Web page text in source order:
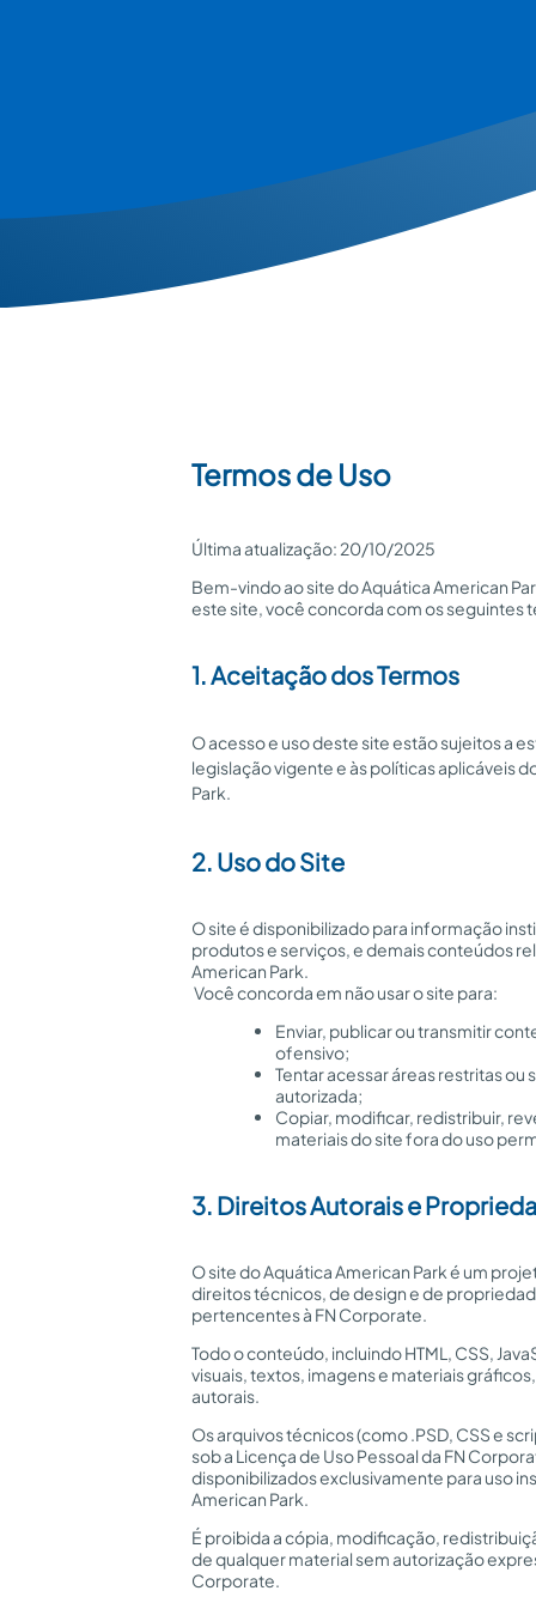
Termos de Uso
Última atualização: 20/10/2025
Bem-vindo ao site do Aquática American
este site, você concorda com os seguintes
1. Aceitação dos Termos
O acesso e uso deste site estão sujeitos a
legislação vigente e às políticas aplicáveis
Park.
2. Uso do Site
O site é disponibilizado para informação
produtos e serviços, e demais conteúdos
American Park.
Você concorda em não usar o site para:
Enviar, publicar ou transmitir
ofensivo;
Tentar acessar áreas restritas ou
autorizada;
Copiar, modificar, redistribuir,
materiais do site fora do uso
3. Direitos Autorais e
O site do Aquática American Park é um
direitos técnicos, de design e de
pertencentes à FN Corporate.
Todo o conteúdo, incluindo HTML, CSS,
visuais, textos, imagens e materiais
autorais.
Os arquivos técnicos (como .PSD, CSS e
sob a Licença de Uso Pessoal da FN
disponibilizados exclusivamente para uso
American Park.
É proibida a cópia, modificação,
de qualquer material sem autorização
Corporate.